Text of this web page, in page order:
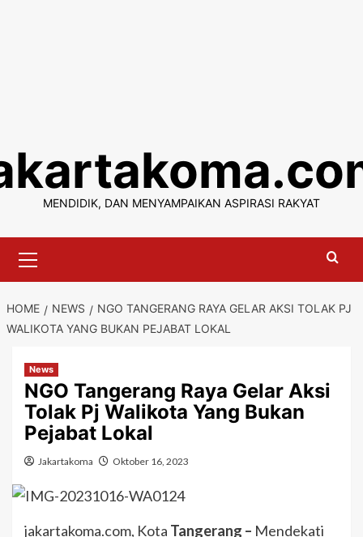
content
MENDIDIK, DAN MENYAMPAIKAN ASPIRASI RAKYAT
Menu
HOME NEWS
NGO TANGERANG RAYA GELAR AKSI TOLAK PJ
WALIKOTA YANG BUKAN PEJABAT LOKAL
News
NGO Tangerang Raya Gelar Aksi
Tolak Pj Walikota Yang Bukan
Pejabat Lokal
Jakartakoma Oktober 16, 2023
jakartakoma.com, Kota Tangerang – Mendekati